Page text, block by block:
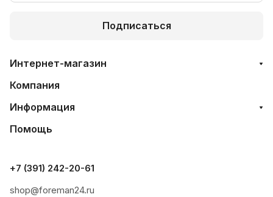
Подписаться
Интернет-магазин
Компания
Информация
Помощь
+7 (391) 242-20-61
shop@foreman24.ru